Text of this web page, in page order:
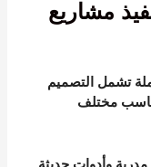
مشاريع
تشمل التصميم
تناسب مختلف